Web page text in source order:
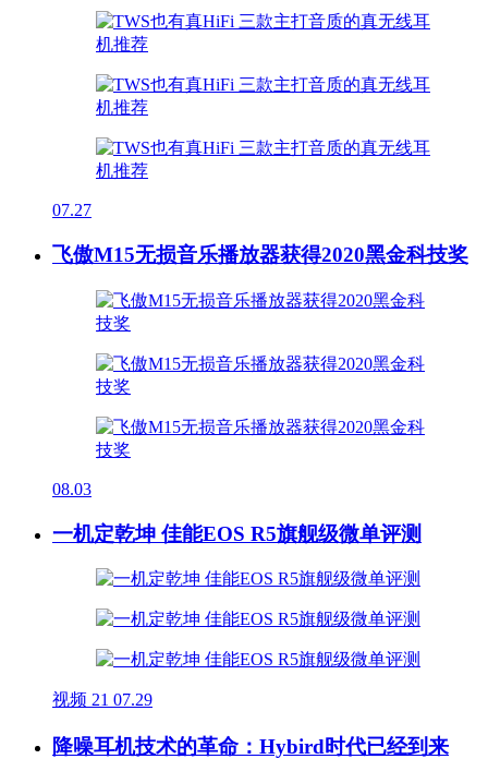
07.27
飞傲M15无损音乐播放器获得2020黑金科技奖
08.03
一机定乾坤 佳能EOS R5旗舰级微单评测
视频 21 07.29
降噪耳机技术的革命：Hybird时代已经到来